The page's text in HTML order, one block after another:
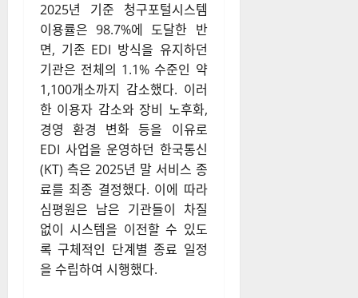
2025년 기준 청구포털시스템
이용률은 98.7%에 도달한 반
면, 기존 EDI 방식을 유지하던
기관은 전체의 1.1% 수준인 약
1,100개소까지 감소했다. 이러
한 이용자 감소와 장비 노후화,
경영 환경 변화 등을 이유로
EDI 사업을 운영하던 한국통신
(KT) 측은 2025년 말 서비스 종
료를 최종 결정했다. 이에 따라
심평원은 남은 기관들이 차질
없이 시스템을 이전할 수 있도
록 구체적인 단계별 종료 일정
을 수립하여 시행했다.